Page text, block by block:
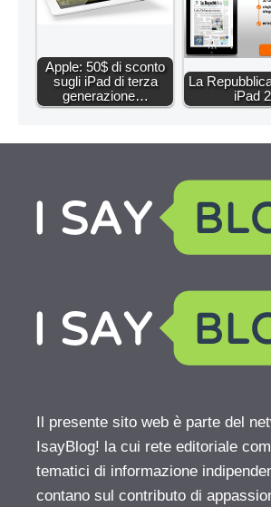
Apple: 50$ di sconto
sugli iPad di terza
generazione…
La
iPad 2
Il presente sito web è parte del
IsayBlog! la cui rete editoriale
tematici di informazione
contano sul contributo di